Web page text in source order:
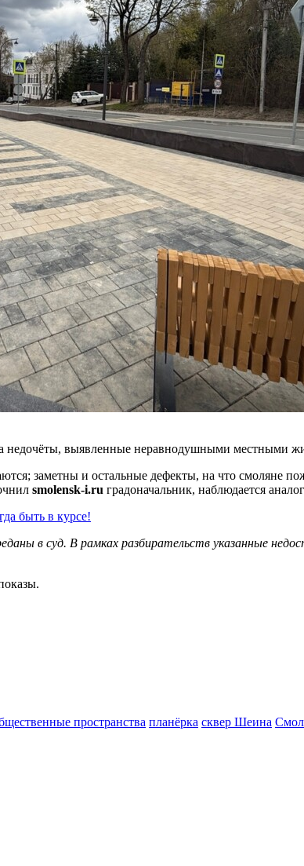
недочёты, выявленные неравнодушными местными
заметны и остальные дефекты, на что смоляне
smolensk-i.ru градоначальник, наблюдается
быть в курсе!
в суд. В рамках разбирательств указанные
пространства планёрка сквер Шеина